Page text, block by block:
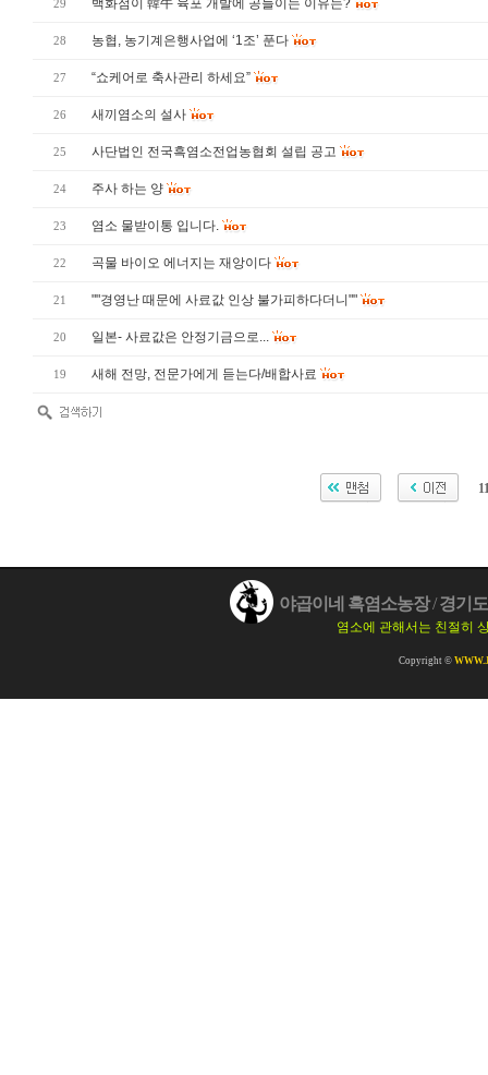
29 백화점이 韓牛 육포 개발에 공들이는 이유는?
28 농협, 농기계은행사업에 ‘1조’ 푼다
27 “쇼케어로 축사관리 하세요”
26 새끼염소의 설사
25 사단법인 전국흑염소전업농협회 설립 공고
24 주사 하는 양
23 염소 물받이통 입니다.
22 곡물 바이오 에너지는 재앙이다
21 ""경영난 때문에 사료값 인상 불가피하다더니""
20 일본- 사료값은 안정기금으로...
19 새해 전망, 전문가에게 듣는다/배합사료
야곱이네 흑염소농장/경기
염소에 관해서는 친절히
Copyright ©